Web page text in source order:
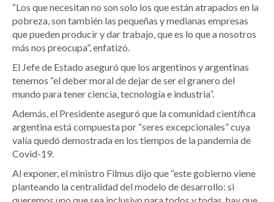
“Los que necesitan no son solo los que están atrapados en la
pobreza, son también las pequeñas y medianas empresas
que pueden producir y dar trabajo, que es lo que a nosotros
más nos preocupa”, enfatizó.
El Jefe de Estado aseguró que los argentinos y argentinas
tenemos “el deber moral de dejar de ser el granero del
mundo para tener ciencia, tecnología e industria”.
Además, el Presidente aseguró que la comunidad científica
argentina está compuesta por “seres excepcionales” cuya
valía quedó demostrada en los tiempos de la pandemia de
Covid-19.
Al exponer, el ministro Filmus dijo que “este gobierno viene
planteando la centralidad del modelo de desarrollo: si